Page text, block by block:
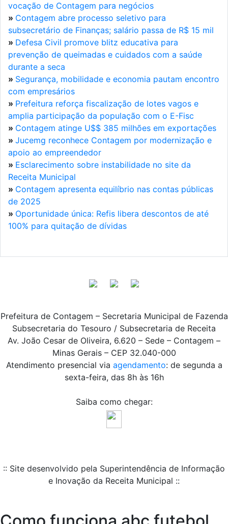
vocação de Contagem para negócios
» Contagem abre processo seletivo para
subsecretário de Finanças; salário passa de R$ 15 mil
» Defesa Civil promove blitz educativa para
prevenção de queimadas e cuidados com a saúde
durante a seca
» Segurança, mobilidade e economia pautam encontro
com empresários
» Prefeitura reforça fiscalização de lotes vagos e
amplia participação da população com o E-Fisc
» Contagem atinge U$$ 385 milhões em exportações
» Jucemg reconhece Contagem por modernização e
apoio ao empreendedor
» Esclarecimento sobre instabilidade no site da
Receita Municipal
» Contagem apresenta equilíbrio nas contas públicas
de 2025
» Oportunidade única: Refis libera descontos de até
100% para quitação de dívidas
Prefeitura de Contagem – Secretaria Municipal de Fazenda
Subsecretaria do Tesouro / Subsecretaria de Receita
Av. João Cesar de Oliveira, 6.620 – Sede – Contagem –
Minas Gerais – CEP 32.040-000
Atendimento presencial via agendamento: de segunda a
sexta-feira, das 8h às 16h
Saiba como chegar:
:: Site desenvolvido pela Superintendência de Informação
e Inovação da Receita Municipal ::